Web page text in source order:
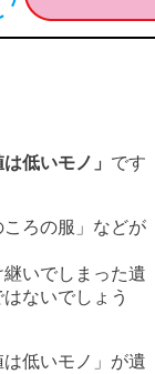
低いモノ」 です
ろの服」などが
いでしまった遺
ないでしょう
低いモノ」が遺